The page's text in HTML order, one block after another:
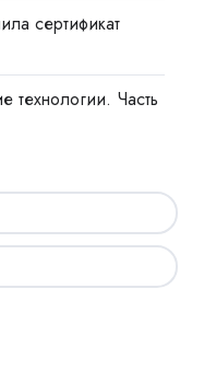
сертификат
технологии. Часть